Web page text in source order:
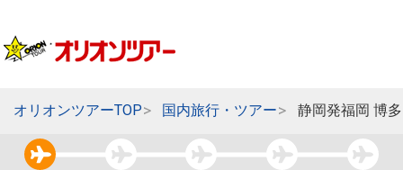
オリオンツアーTOP 国内旅行・ツアー 静岡発福岡 博